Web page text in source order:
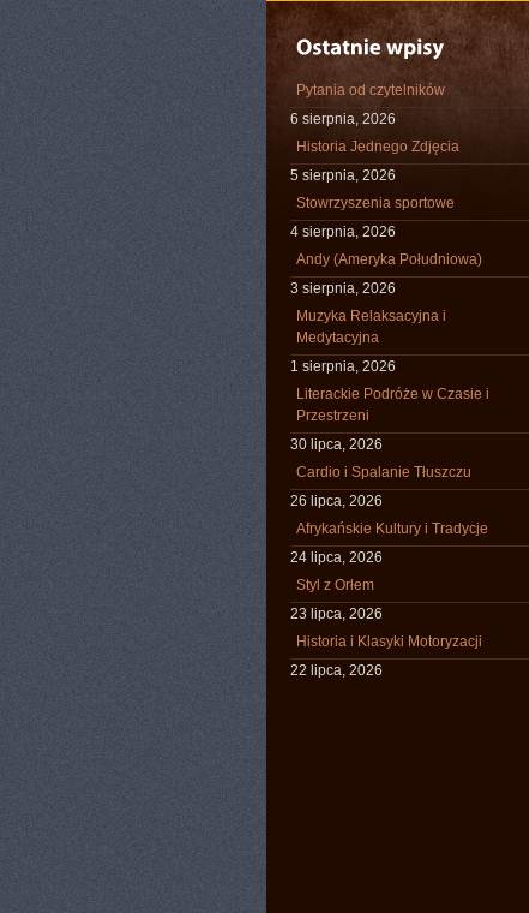
Pytania od czytelników
6 sierpnia, 2026
Historia Jednego Zdjęcia
5 sierpnia, 2026
Stowrzyszenia sportowe
4 sierpnia, 2026
Andy (Ameryka Południowa)
3 sierpnia, 2026
Muzyka Relaksacyjna i
Medytacyjna
1 sierpnia, 2026
Literackie Podróże w Czasie i
Przestrzeni
30 lipca, 2026
Cardio i Spalanie Tłuszczu
26 lipca, 2026
Afrykańskie Kultury i Tradycje
24 lipca, 2026
Styl z Orłem
23 lipca, 2026
Historia i Klasyki Motoryzacji
22 lipca, 2026